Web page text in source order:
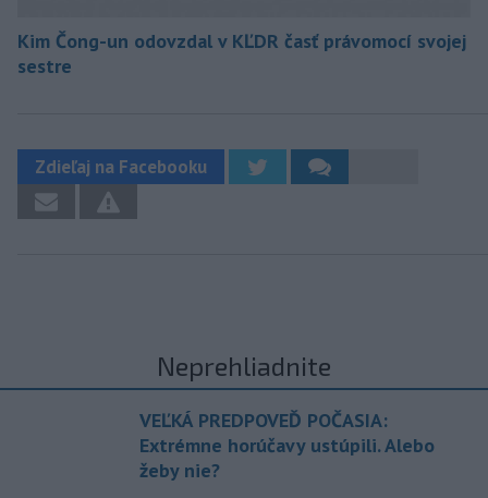
Kim Čong-un odovzdal v KĽDR časť právomocí svojej
sestre
Zdieľaj na Facebooku
Neprehliadnite
VEĽKÁ PREDPOVEĎ POČASIA:
Extrémne horúčavy ustúpili. Alebo
žeby nie?